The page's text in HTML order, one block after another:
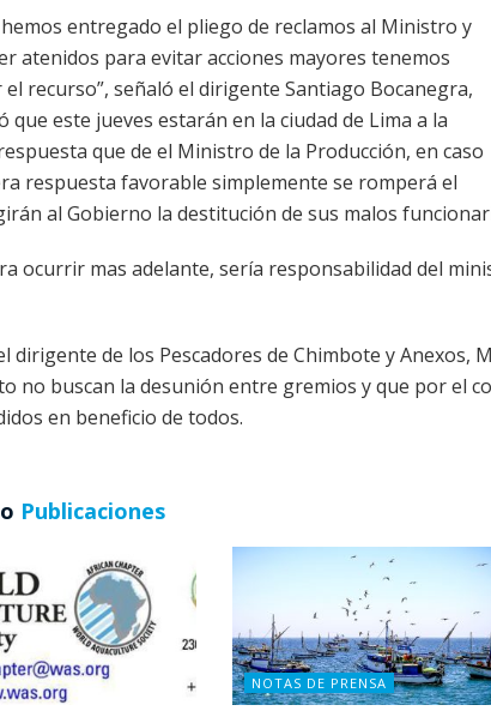
entregado el pliego de reclamos al Ministro y
atenidos para evitar acciones mayores tenemos
recurso”, señaló el dirigente Santiago Bocanegra,
que este jueves estarán en la ciudad de Lima a la
que de el Ministro de la Producción, en caso
respuesta favorable simplemente se romperá el
al Gobierno la destitución de sus malos
ocurrir mas adelante, sería responsabilidad del
dirigente de los Pescadores de Chimbote y Anexos,
no buscan la desunión entre gremios y que por el
en beneficio de todos.
Publicaciones
NOTAS DE PRENSA